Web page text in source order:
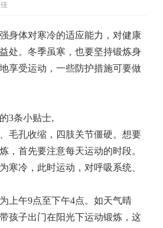
身体对寒冷的适应能力，对健康
处。冬季虽寒，也要坚持锻炼身
享受运动，一些防护措施可要做
3条小贴士,
毛孔收缩，四肢关节僵硬。想要
，首先要注意每天运动的时段。
寒冷，此时运动，对呼吸系统、
上午9点至下午4点。如天气晴
孩子出门在阳光下运动锻炼，这